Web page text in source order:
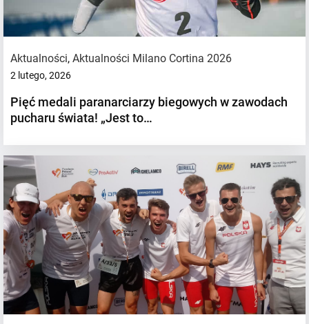
Aktualności, Aktualności Milano Cortina 2026
2 lutego, 2026
Pięć medali paranarciarzy biegowych w zawodach
pucharu świata! „Jest to…